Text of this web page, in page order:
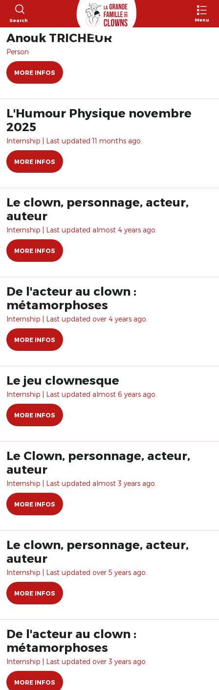
Search Menu
Anouk TRICHEUR
Person
MORE INFOS
L'Humour Physique novembre
2025
Internship | Last updated 11 months ago.
MORE INFOS
Le clown, personnage, acteur,
auteur
Internship | Last updated almost 4 years ago.
MORE INFOS
De l'acteur au clown :
métamorphoses
Internship | Last updated over 4 years ago.
MORE INFOS
Le jeu clownesque
Internship | Last updated almost 6 years ago.
MORE INFOS
Le Clown, personnage, acteur,
auteur
Internship | Last updated almost 3 years ago.
MORE INFOS
Le clown, personnage, acteur,
auteur
Internship | Last updated over 5 years ago.
MORE INFOS
De l'acteur au clown :
métamorphoses
Internship | Last updated over 3 years ago.
MORE INFOS